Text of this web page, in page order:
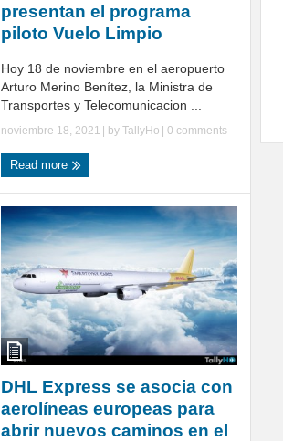
presentan el programa
piloto Vuelo Limpio
Hoy 18 de noviembre en el aeropuerto
Arturo Merino Benítez, la Ministra de
Transportes y Telecomunicacion ...
noviembre 18, 2021 | by TallyHo | 0 comments
Read more
DHL Express se asocia con
aerolíneas europeas para
abrir nuevos caminos en el